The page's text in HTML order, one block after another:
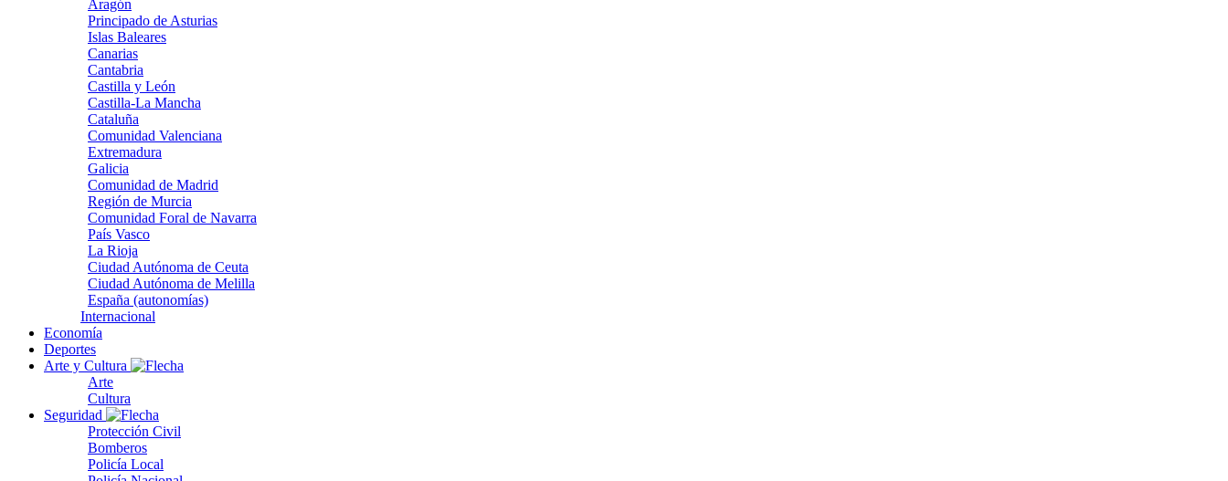
Aragón
Principado de Asturias
Islas Baleares
Canarias
Cantabria
Castilla y León
Castilla-La Mancha
Cataluña
Comunidad Valenciana
Extremadura
Galicia
Comunidad de Madrid
Región de Murcia
Comunidad Foral de Navarra
País Vasco
La Rioja
Ciudad Autónoma de Ceuta
Ciudad Autónoma de Melilla
España (autonomías)
Internacional
Economía
Deportes
Arte y Cultura
Arte
Cultura
Seguridad
Protección Civil
Bomberos
Policía Local